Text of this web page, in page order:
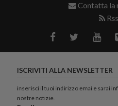
Contatta la
Rss
ISCRIVITI ALLA NEWSLETTER
inserisci il tuoi indirizzo emai e sarai
nostre notizie.